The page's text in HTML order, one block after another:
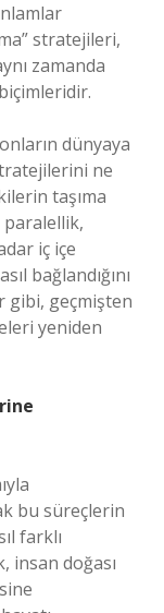
stratejileri,
zamanda
dünyaya
ne
taşıma
iç içe
bağlandığını
gibi, geçmişten
yeniden
bu süreçlerin
farklı
insan doğası